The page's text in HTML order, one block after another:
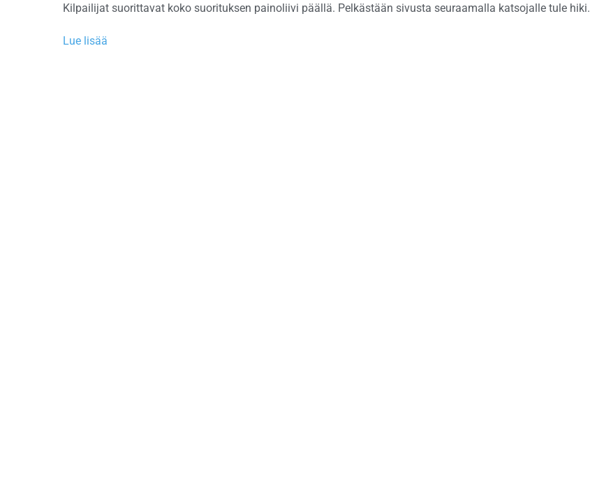
Kilpailijat suorittavat koko suorituksen painoliivi päällä. Pelkästään sivusta seuraamalla katsojalle tule hiki.
Lue lisää